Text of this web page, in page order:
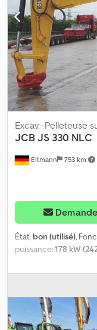
Eltmann 753 km
Excav.–Pelleteuse
JCBJS 330 NLC
État: bon (utilisé),
puissance:178 kW
état de conduite:50
inspection (TÜV):06/
de fonctionnement:
713413, Équipement: